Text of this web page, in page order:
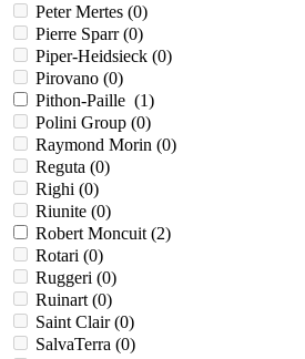
Peter Mertes (0)
Pierre Sparr (0)
Piper-Heidsieck (0)
Pirovano (0)
Pithon-Paille (1)
Polini Group (0)
Raymond Morin (0)
Reguta (0)
Righi (0)
Riunite (0)
Robert Moncuit (2)
Rotari (0)
Ruggeri (0)
Ruinart (0)
Saint Clair (0)
SalvaTerra (0)